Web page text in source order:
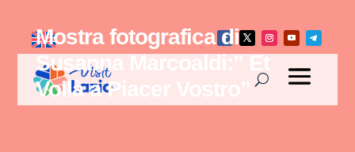
Mostra fotografica di
Susanna Marcoaldi:” Et
Voilà a Piacer Vostro”